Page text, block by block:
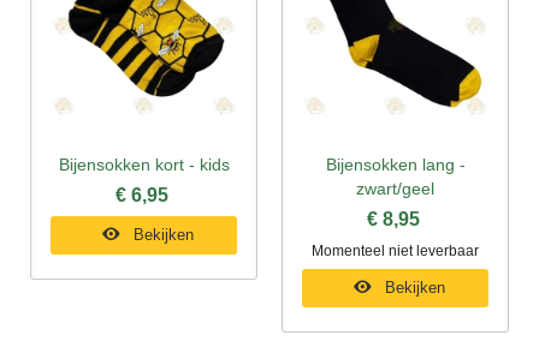
Bijensokken kort - kids
€ 6,95
Bekijken
Bijensokken lang -
zwart/geel
€ 8,95
Momenteel niet leverbaar
Bekijken